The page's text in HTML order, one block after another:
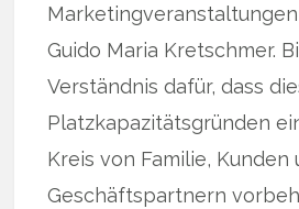
Guido Maria Kretschmer.
Verständnis dafür, dass
Platzkapazitätsgründen
Kreis von Familie, Kunden
Geschäftspartnern